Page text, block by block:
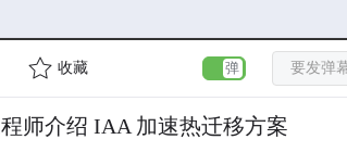
收藏 要发弹
师介绍 IAA 加速热迁移方案